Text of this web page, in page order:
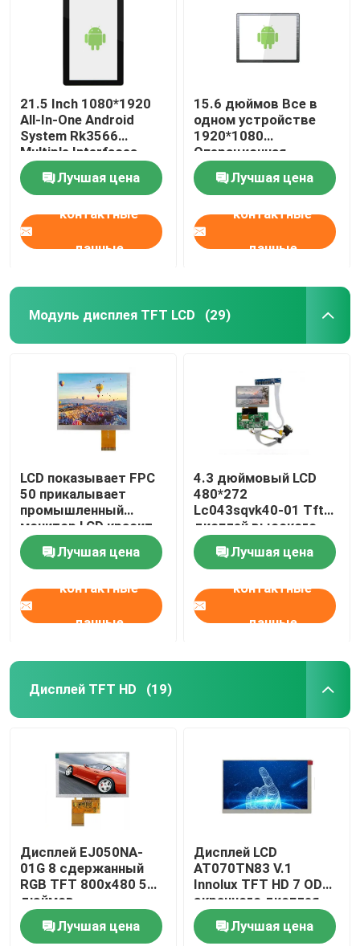
Дисплей LCD высокой яркости
Доска регулятора TFT LCD
Символьный ЖК-дисплей
21.5 Inch 1080*1920
All-In-One Android
System Rk3566
Multiple Interfaces
Adjustable Brightness
Лучшая цена
контактные
данные
15.6 дюймов Все в
одном устройстве
1920*1080
Операционная
система Android
Поддержка
нескольких
интерфейсов
нескольких языков
Лучшая цена
контактные
данные
Модуль дисплея TFT LCD (29)
LCD показывает FPC
50 прикалывает
промышленный
монитор LCD красит
дисплей TFT
Лучшая цена
контактные
данные
4.3 дюймовый LCD
480*272
Lc043sqvk40-01 Tft
дисплей высокого
разрешения Ttl
Лучшая цена
контактные
данные
Дисплей TFT HD (19)
Дисплей EJ050NA-
01G 8 сдержанный
RGB TFT 800x480 5
дюймов
Лучшая цена
Дисплей LCD
AT070TN83 V.1
Innolux TFT HD 7 ODM
экранного дисплея
HDMI касания дюйма
Лучшая цена